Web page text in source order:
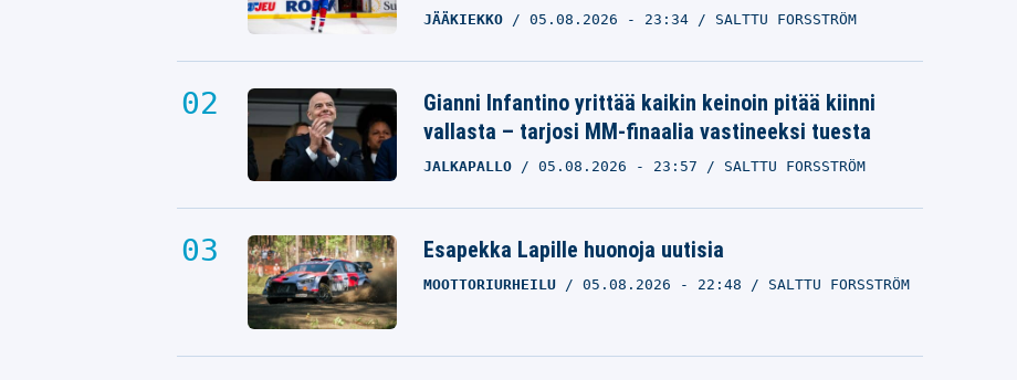
JÄÄKIEKKO 05.08.2026 - 23:34 SALTTU FORSSTRÖM
Gianni Infantino yrittää kaikin keinoin pitää kiinni
vallasta – tarjosi MM-finaalia vastineeksi tuesta
JALKAPALLO 05.08.2026 - 23:57 SALTTU FORSSTRÖM
Esapekka Lapille huonoja uutisia
MOOTTORIURHEILU 05.08.2026 - 22:48 SALTTU FORSSTRÖM